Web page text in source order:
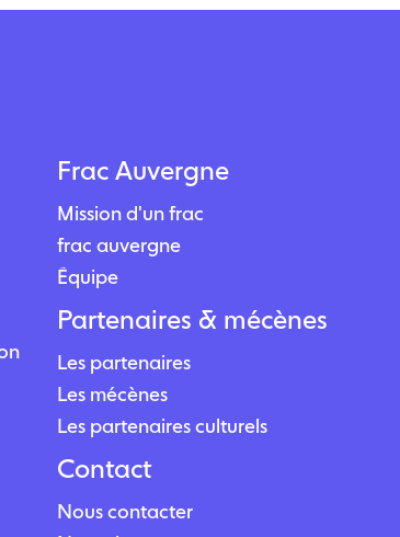
Frac Auvergne
Mission d'un frac
frac auvergne
Équipe
Partenaires & mécènes
Les partenaires
Les mécènes
Les partenaires culturels
Contact
Nous contacter